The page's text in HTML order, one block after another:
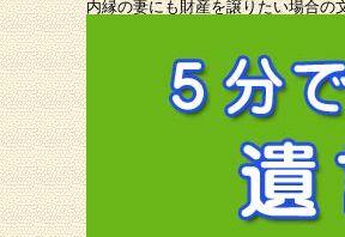
内縁の妻にも財産を譲りたい場合の